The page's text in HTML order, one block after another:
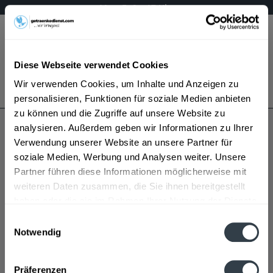
Diese Webseite verwendet Cookies
Wir verwenden Cookies, um Inhalte und Anzeigen zu
personalisieren, Funktionen für soziale Medien anbieten
zu können und die Zugriffe auf unsere Website zu
analysieren. Außerdem geben wir Informationen zu Ihrer
Verwendung unserer Website an unsere Partner für
soziale Medien, Werbung und Analysen weiter. Unsere
Partner führen diese Informationen möglicherweise mit
weiteren Daten zusammen, die Sie ihnen bereitgestellt
Notwendig
Präferenzen
Mo – Fr 9 – 17 Uhr
Menü
Bestellung widerrufen
Es gilt unsere Datenschutzerklärung
Laurentius
Laurentius wird in den folgenden Regionen, Städten,